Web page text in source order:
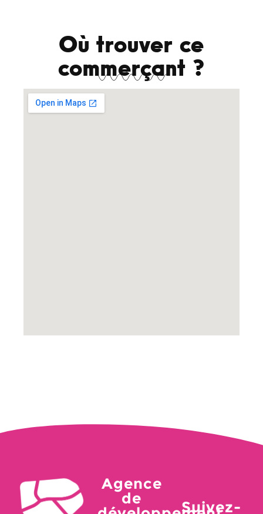
Où trouver ce
commerçant ?
Agence
de
Suivez-